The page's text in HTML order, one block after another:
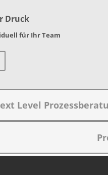
Druck
für Ihr Team
Level